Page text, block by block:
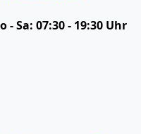
- Sa: 07:30 - 19:30 Uhr